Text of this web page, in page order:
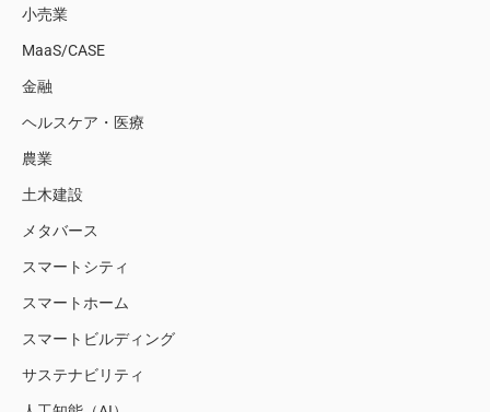
小売業
MaaS/CASE
金融
ヘルスケア・医療
農業
土木建設
メタバース
スマートシティ
スマートホーム
スマートビルディング
サステナビリティ